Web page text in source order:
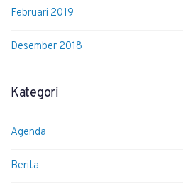
Februari 2019
Desember 2018
Kategori
Agenda
Berita